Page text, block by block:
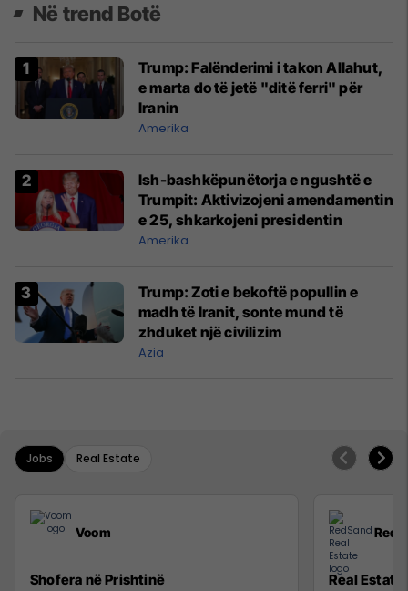
Në trend Botë
Trump: Falënderimi i takon Allahut,
e marta do të jetë "ditë ferri" për
Iranin
Amerika
Ish-bashkëpunëtorja e ngushtë e
Trumpit: Aktivizojeni amendamentin
e 25, shkarkojeni presidentin
Amerika
Trump: Zoti e bekoftë popullin e
madh të Iranit, sonte mund të
zhduket një civilizim
Azia
Jobs Real Estate
Voom
Shofera në Prishtinë Real Estate